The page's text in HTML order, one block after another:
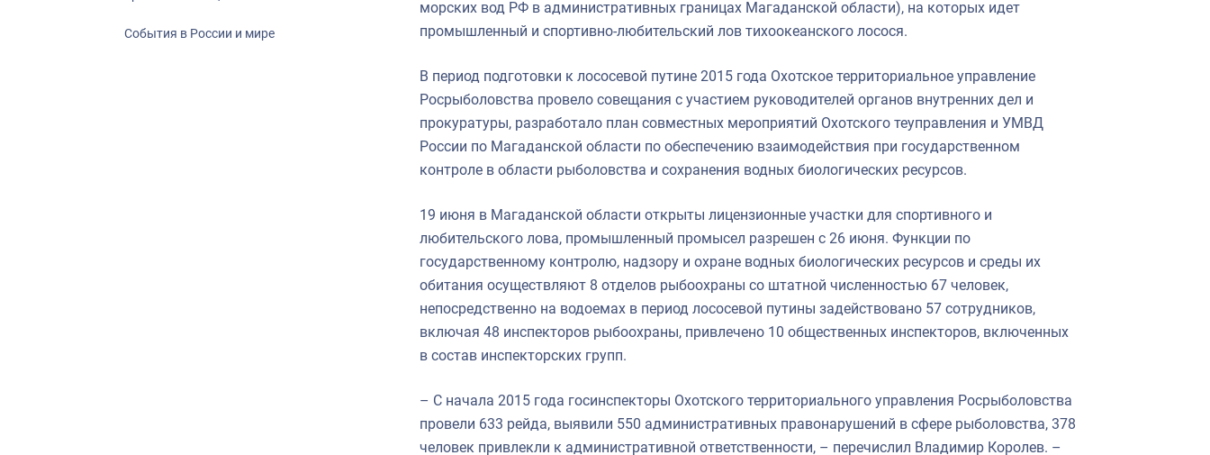
События в России и мире
морских вод РФ в административных границах Магаданской области), на которых идет
промышленный и спортивно-любительский лов тихоокеанского лосося.
В период подготовки к лососевой путине 2015 года Охотское территориальное управление
Росрыболовства провело совещания с участием руководителей органов внутренних дел и
прокуратуры, разработало план совместных мероприятий Охотского теуправления и УМВД
России по Магаданской области по обеспечению взаимодействия при государственном
контроле в области рыболовства и сохранения водных биологических ресурсов.
19 июня в Магаданской области открыты лицензионные участки для спортивного и
любительского лова, промышленный промысел разрешен с 26 июня. Функции по
государственному контролю, надзору и охране водных биологических ресурсов и среды их
обитания осуществляют 8 отделов рыбоохраны со штатной численностью 67 человек,
непосредственно на водоемах в период лососевой путины задействовано 57 сотрудников,
включая 48 инспекторов рыбоохраны, привлечено 10 общественных инспекторов, включенных
в состав инспекторских групп.
– С начала 2015 года госинспекторы Охотского территориального управления Росрыболовства
провели 633 рейда, выявили 550 административных правонарушений в сфере рыболовства, 378
человек привлекли к административной ответственности, – перечислил Владимир Королев. –